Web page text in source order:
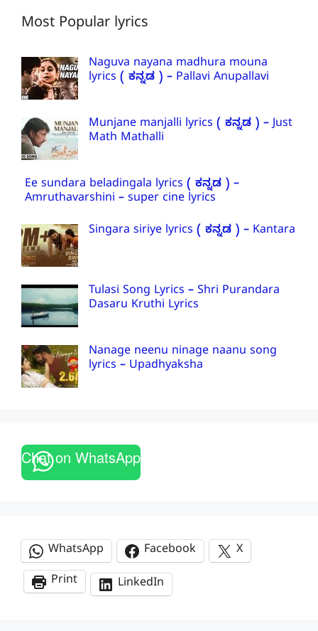
Most Popular lyrics
Naguva nayana madhura mouna
lyrics ( ಕನ್ನಡ ) – Pallavi Anupallavi
Munjane manjalli lyrics ( ಕನ್ನಡ ) – Just
Math Mathalli
Ee sundara beladingala lyrics ( ಕನ್ನಡ ) –
Amruthavarshini – super cine lyrics
Singara siriye lyrics ( ಕನ್ನಡ ) – Kantara
Tulasi Song Lyrics – Shri Purandara
Dasaru Kruthi Lyrics
Nanage neenu ninage naanu song
lyrics – Upadhyaksha
Chat on WhatsApp
WhatsApp Facebook
X
Print
LinkedIn